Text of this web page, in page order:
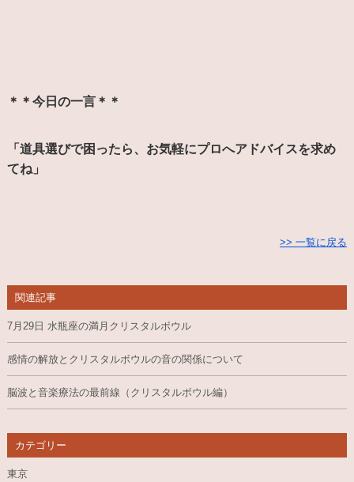
＊＊今日の一言＊＊
「道具選びで困ったら、お気軽にプロへアドバイスを求め
てね」
>> 一覧に戻る
関連記事
7月29日 水瓶座の満月クリスタルボウル
感情の解放とクリスタルボウルの音の関係について
脳波と音楽療法の最前線（クリスタルボウル編）
カテゴリー
東京